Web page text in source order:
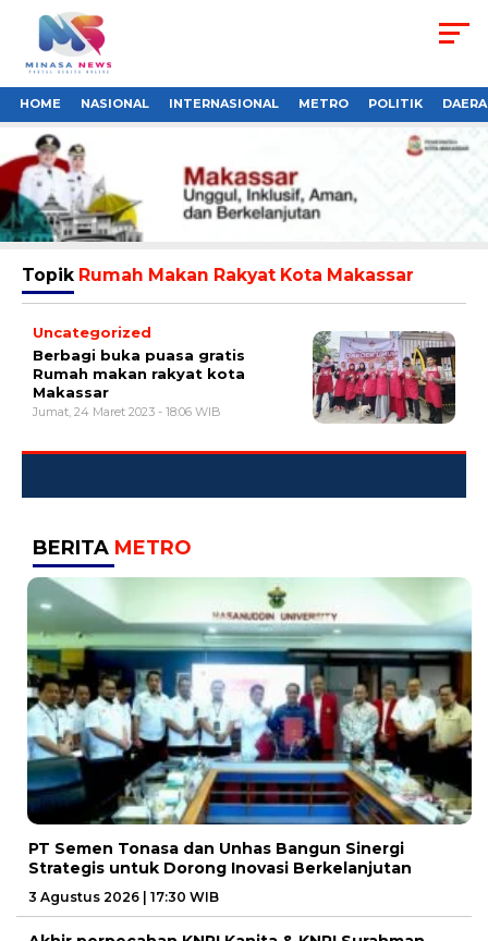
HOME NASIONAL INTERNASIONAL METRO POLITIK
Topik Rumah Makan Rakyat Kota Makassar
Uncategorized
Berbagi buka puasa gratis
Rumah makan rakyat kota
Makassar
Jumat, 24 Maret 2023 - 18:06 WIB
BERITA METRO
PT Semen Tonasa dan Unhas Bangun Sinergi
Strategis untuk Dorong Inovasi Berkelanjutan
3 Agustus 2026 | 17:30 WIB